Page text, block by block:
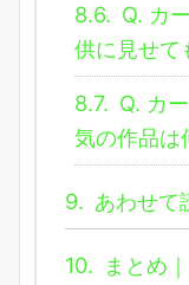
8.6. Q. カ
供に見せて
8.7. Q. カ
気の作品は
9. あわせて
10.
まとめ